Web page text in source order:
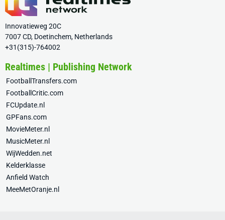
Innovatieweg 20C
7007 CD, Doetinchem, Netherlands
+31(315)-764002
Realtimes | Publishing Network
FootballTransfers.com
FootballCritic.com
FCUpdate.nl
GPFans.com
MovieMeter.nl
MusicMeter.nl
WijWedden.net
Kelderklasse
Anfield Watch
MeeMetOranje.nl